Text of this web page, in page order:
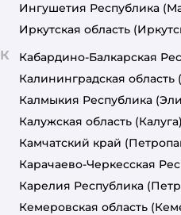
Ингушетия Республика
Иркутская область
К Кабардино-Балкарская
Калининградская область
Калмыкия Республика
Калужская область (Калуга)
Камчатский край
Карачаево-Черкесская
Карелия Республика
Кемеровская область